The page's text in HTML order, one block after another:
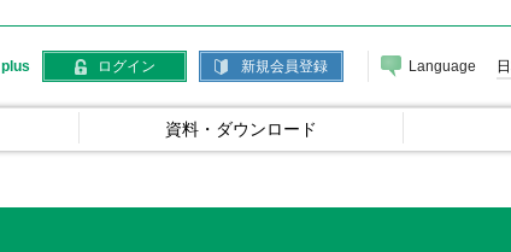
plus ログイン 新規会員登録 Language
資料・ダウンロード